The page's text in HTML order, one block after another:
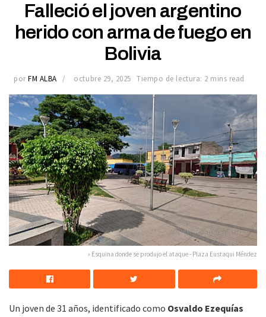
Falleció el joven argentino
herido con arma de fuego en
Bolivia
por FM ALBA octubre 29, 2025 Tiempo de lectura: 2 mins read
» Esquina donde se produjo el ataque - Plaza Eustaqui Méndez
Un joven de 31 años, identificado como Osvaldo Ezequías